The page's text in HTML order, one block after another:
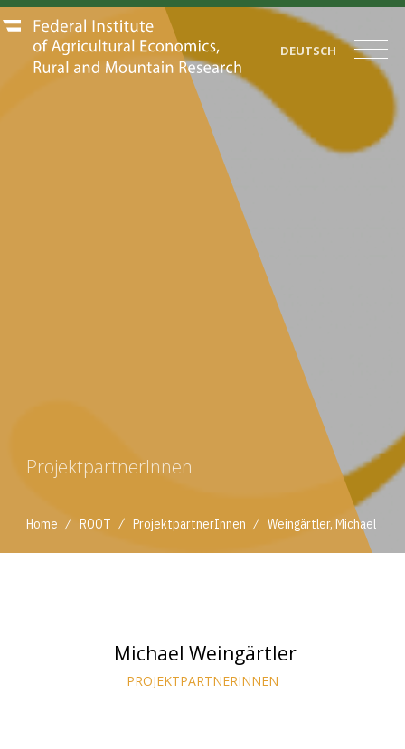
DEUTSCH
ProjektpartnerInnen
Home / ROOT / ProjektpartnerInnen / Weingärtler, Michael
Michael Weingärtler
PROJEKTPARTNERINNEN